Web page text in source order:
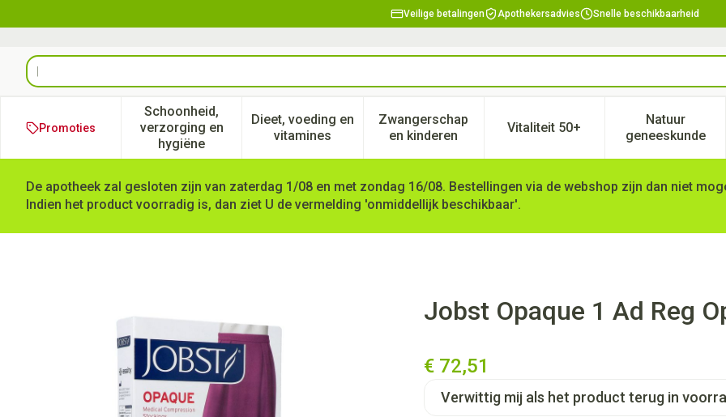
Veilige betalingen Apothekersadvies Snelle beschikbaarheid
Product, merk, categorie...
Promoties
Schoonheid,
verzorging en
hygiëne
Toon submenu voor Schoonheid, verzorging en hygiëne categorie
Dieet, voeding en
vitaminesToon submenu voor Dieet, voeding en vitamines categorie
Zwangerschap
en kinderenToon submenu voor Zwangerschap en kinderen
Vitaliteit 50+Toon submenu voor Vitaliteit
Natuur
geneeskunde
Toon
De apotheek zal gesloten zijn van zaterdag 1/08 en met zondag 16/08. Bestellingen via de webshop zijn dan niet
Indien het product voorradig is, dan ziet U de vermelding 'onmiddellijk beschikbaar'.
Jobst Opaque 1 Ad Reg Open Sft Black Ii PairJobst Opaque 1 Ad Reg
€ 72,51
Verwittig mij als het product terug in